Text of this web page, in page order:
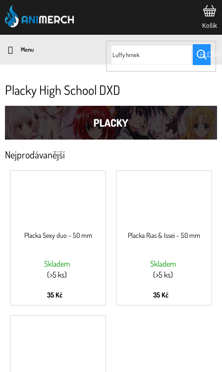
Přejít
na
obsah
HLEDAT
Placky High School DXD
Nejprodávanější
Placka Sexy duo - 50 mm
Skladem
(>5 ks)
35 Kč
Placka Rias & Issei - 50 mm
Skladem
(>5 ks)
35 Kč